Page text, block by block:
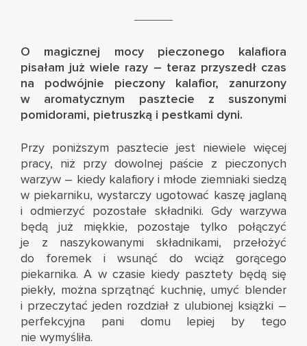
O magicznej mocy pieczonego kalafiora
pisałam już wiele razy – teraz przyszedł czas
na podwójnie pieczony kalafior, zanurzony
w aromatycznym pasztecie z suszonymi
pomidorami, pietruszką i pestkami dyni.
Przy poniższym pasztecie jest niewiele więcej
pracy, niż przy dowolnej paście z pieczonych
warzyw – kiedy kalafiory i młode ziemniaki siedzą
w piekarniku, wystarczy ugotować kaszę jaglaną
i odmierzyć pozostałe składniki. Gdy warzywa
będą już miękkie, pozostaje tylko połączyć
je z naszykowanymi składnikami, przełożyć
do foremek i wsunąć do wciąż gorącego
piekarnika. A w czasie kiedy pasztety będą się
piekły, można sprzątnąć kuchnię, umyć blender
i przeczytać jeden rozdział z ulubionej książki –
perfekcyjna pani domu lepiej by tego
nie wymyśliła.